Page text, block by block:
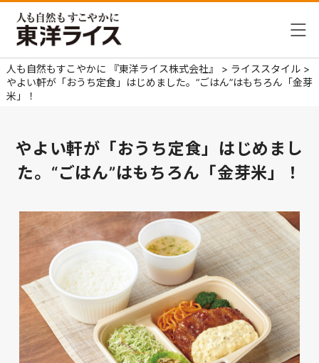
人も自然もすこやかに 『東洋ライス株式会社』 > ライススタイル>
やよい軒が「おうち定食」はじめました。“ごはん”はもちろん「金芽
米」！
やよい軒が「おうち定食」はじめまし
た。 “ごはん”はもちろん「金芽米」！